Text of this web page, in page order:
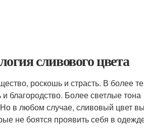
сливового цвета
роскошь и страсть. В более
и благородство. Более светлые тона
Но в любом случае, сливовый цвет
не боятся проявить себя в